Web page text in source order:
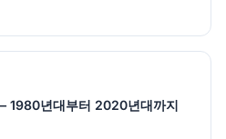
1980년대부터 2020년대까지